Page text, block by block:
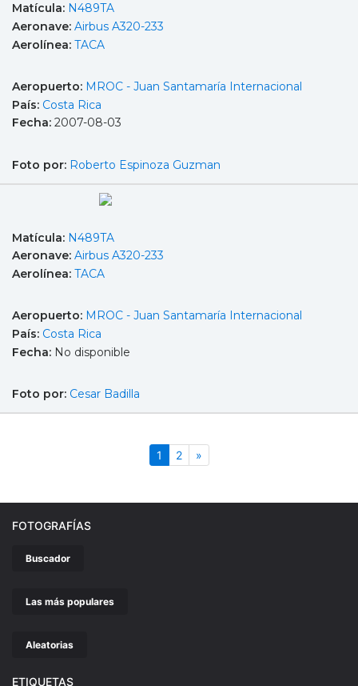
Matícula: N489TA
Aeronave: Airbus A320-233
Aerolínea: TACA
Aeropuerto: MROC - Juan Santamaría Internacional
País: Costa Rica
Fecha: 2007-08-03
Foto por: Roberto Espinoza Guzman
Matícula: N489TA
Aeronave: Airbus A320-233
Aerolínea: TACA
Aeropuerto: MROC - Juan Santamaría Internacional
País: Costa Rica
Fecha: No disponible
Foto por: Cesar Badilla
1 (actual)
2 »Siguiente
FOTOGRAFÍAS
Buscador
Las más populares
Aleatorias
ETIQUETAS